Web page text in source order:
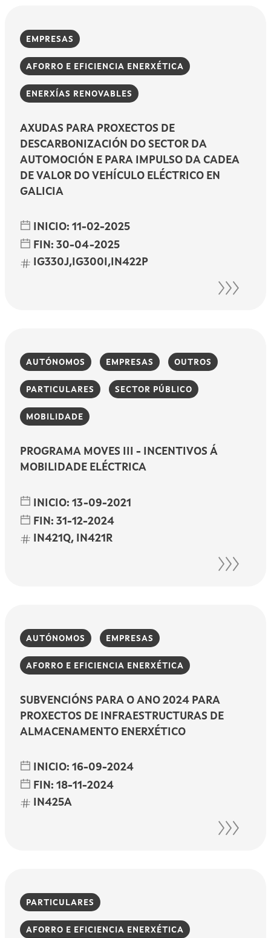
EMPRESAS
AFORRO E EFICIENCIA ENERXÉTICA
ENERXÍAS RENOVABLES
AXUDAS PARA PROXECTOS DE
DESCARBONIZACIÓN DO SECTOR DA
AUTOMOCIÓN E PARA IMPULSO DA CADEA
DE VALOR DO VEHÍCULO ELÉCTRICO EN
GALICIA
INICIO: 11-02-2025
FIN: 30-04-2025
IG330J,IG300I,IN422P
AUTÓNOMOS EMPRESAS OUTROS
PARTICULARES SECTOR PÚBLICO
MOBILIDADE
PROGRAMA MOVES III - INCENTIVOS Á
MOBILIDADE ELÉCTRICA
INICIO: 13-09-2021
FIN: 31-12-2024
IN421Q, IN421R
AUTÓNOMOS EMPRESAS
AFORRO E EFICIENCIA ENERXÉTICA
SUBVENCIÓNS PARA O ANO 2024 PARA
PROXECTOS DE INFRAESTRUCTURAS DE
ALMACENAMENTO ENERXÉTICO
INICIO: 16-09-2024
FIN: 18-11-2024
IN425A
PARTICULARES
AFORRO E EFICIENCIA ENERXÉTICA